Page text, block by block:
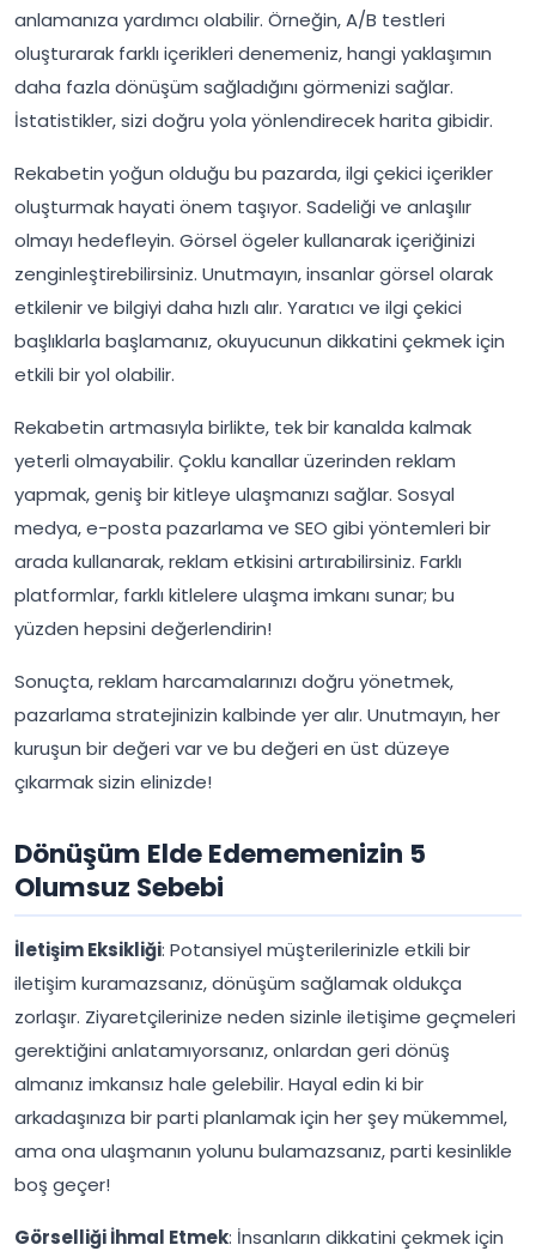
anlamanıza yardımcı olabilir. Örneğin, A/B testleri
oluşturarak farklı içerikleri denemeniz, hangi yaklaşımın
daha fazla dönüşüm sağladığını görmenizi sağlar.
İstatistikler, sizi doğru yola yönlendirecek harita gibidir.
Rekabetin yoğun olduğu bu pazarda, ilgi çekici içerikler
oluşturmak hayati önem taşıyor. Sadeliği ve anlaşılır
olmayı hedefleyin. Görsel ögeler kullanarak içeriğinizi
zenginleştirebilirsiniz. Unutmayın, insanlar görsel olarak
etkilenir ve bilgiyi daha hızlı alır. Yaratıcı ve ilgi çekici
başlıklarla başlamanız, okuyucunun dikkatini çekmek için
etkili bir yol olabilir.
Rekabetin artmasıyla birlikte, tek bir kanalda kalmak
yeterli olmayabilir. Çoklu kanallar üzerinden reklam
yapmak, geniş bir kitleye ulaşmanızı sağlar. Sosyal
medya, e-posta pazarlama ve SEO gibi yöntemleri bir
arada kullanarak, reklam etkisini artırabilirsiniz. Farklı
platformlar, farklı kitlelere ulaşma imkanı sunar; bu
yüzden hepsini değerlendirin!
Sonuçta, reklam harcamalarınızı doğru yönetmek,
pazarlama stratejinizin kalbinde yer alır. Unutmayın, her
kuruşun bir değeri var ve bu değeri en üst düzeye
çıkarmak sizin elinizde!
Dönüşüm Elde Edememenizin 5
Olumsuz Sebebi
İletişim Eksikliği: Potansiyel müşterilerinizle etkili bir
iletişim kuramazsanız, dönüşüm sağlamak oldukça
zorlaşır. Ziyaretçilerinize neden sizinle iletişime geçmeleri
gerektiğini anlatamıyorsanız, onlardan geri dönüş
almanız imkansız hale gelebilir. Hayal edin ki bir
arkadaşınıza bir parti planlamak için her şey mükemmel,
ama ona ulaşmanın yolunu bulamazsanız, parti kesinlikle
boş geçer!
Görselliği İhmal Etmek: İnsanların dikkatini çekmek için